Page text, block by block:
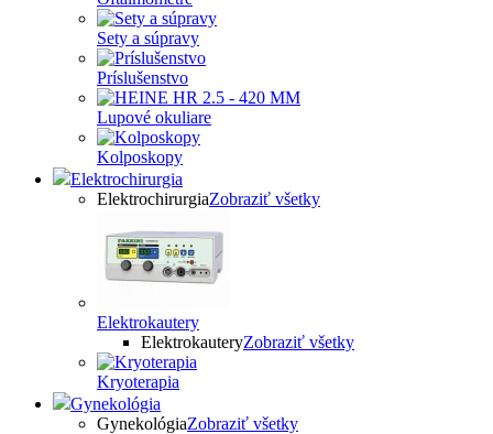
Sety a súpravy
Príslušenstvo
Lupové okuliare
Kolposkopy
Elektrochirurgia
ElektrochirurgiaZobraziť všetky
Elektrokautery
ElektrokauteryZobraziť všetky
Kryoterapia
Gynekológia
GynekológiaZobraziť všetky